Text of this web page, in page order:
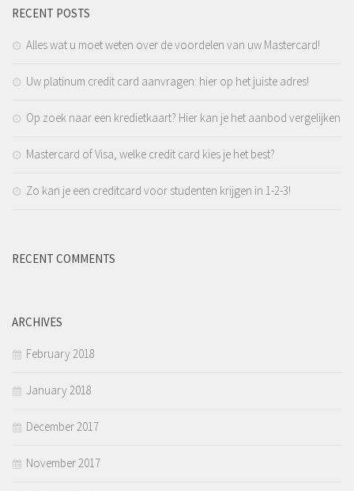
RECENT POSTS
Alles wat u moet weten over de voordelen van uw Mastercard!
Uw platinum credit card aanvragen: hier op het juiste adres!
Op zoek naar een kredietkaart? Hier kan je het aanbod vergelijken
Mastercard of Visa, welke credit card kies je het best?
Zo kan je een creditcard voor studenten krijgen in 1-2-3!
RECENT COMMENTS
ARCHIVES
February 2018
January 2018
December 2017
November 2017